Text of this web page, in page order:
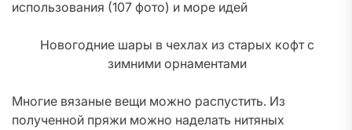
Новогодние шары в чехлах из старых кофт с
зимними орнаментами
Многие вязаные вещи можно распустить. Из
полученной пряжи можно наделать нитяных